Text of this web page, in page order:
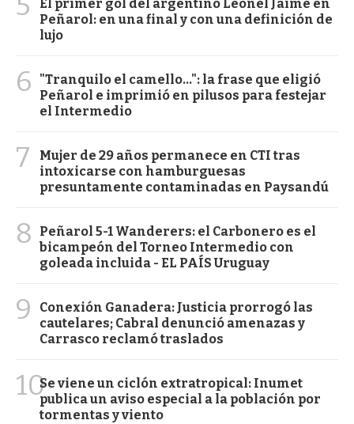
El primer gol del argentino Leonel Jaime en
Peñarol: en una final y con una definición de
lujo
6
"Tranquilo el camello...": la frase que eligió
Peñarol e imprimió en pilusos para festejar
el Intermedio
7
Mujer de 29 años permanece en CTI tras
intoxicarse con hamburguesas
presuntamente contaminadas en Paysandú
8
Peñarol 5-1 Wanderers: el Carbonero es el
bicampeón del Torneo Intermedio con
goleada incluida - EL PAÍS Uruguay
9
Conexión Ganadera: Justicia prorrogó las
cautelares; Cabral denunció amenazas y
Carrasco reclamó traslados
10Se viene un ciclón extratropical: Inumet
publica un aviso especial a la población por
tormentas y viento